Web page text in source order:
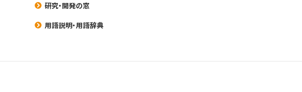
研究・開発の窓
用語説明・用語辞典